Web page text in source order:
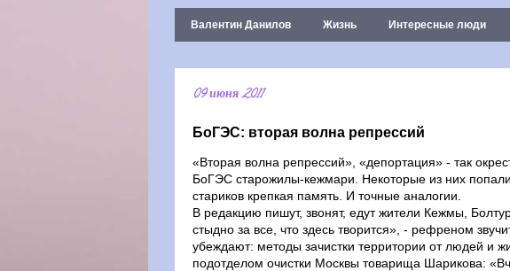
Валентин Данилов Жизнь Интересные люди
09 июня 2011
БоГЭС: вторая волна репрессий
«Вторая волна репрессий», «депортация» - так
БоГЭС старожилы-кежмари. Некоторые из них
стариков крепкая память. И точные аналогии.
В редакцию пишут, звонят, едут жители Кежмы,
стыдно за все, что здесь творится», - рефреном
убеждают: методы зачистки территории от людей и
подотделом очистки Москвы товарища Шарикова: